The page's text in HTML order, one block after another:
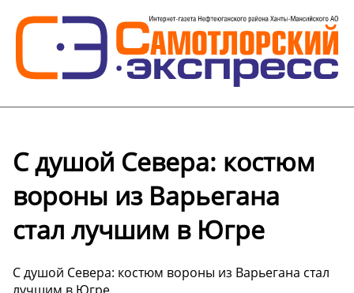
С душой Севера: костюм
вороны из Варьегана
стал лучшим в Югре
С душой Севера: костюм вороны из Варьегана стал